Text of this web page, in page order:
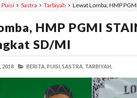
Puisi Sastra Tarbiyah Lewat Lomba, HMP
HMP PGMI
SD/MI
2018 BERITA, PUISI, SASTRA, TARBIYAH,